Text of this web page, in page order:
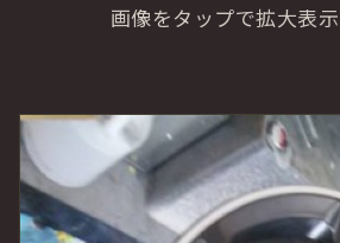
画像をタップで拡大表